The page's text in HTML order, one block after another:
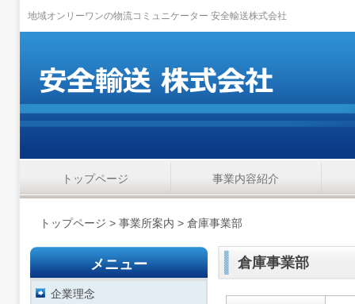
地域オンリーワンの物流コミュニケーター 安全輸送株式会社
トップページ 事業内容紹介
トップページ > 事業所案内 > 倉庫事業部
倉庫事業部
メニュー
企業理念